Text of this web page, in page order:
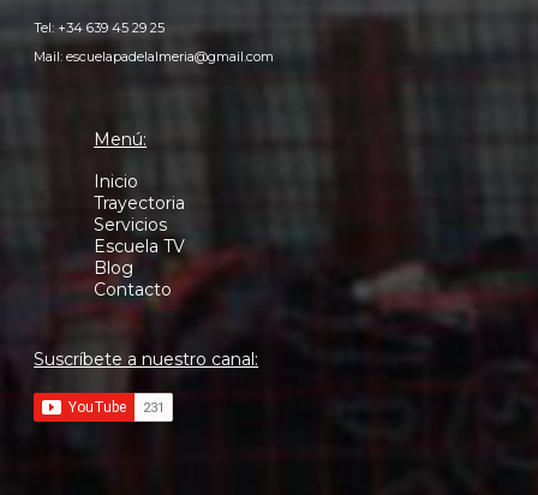
Tel: +34 639 45 29 25
Mail:escuelapadelalmeria@gmail.com
Menú:
Inicio
Trayectoria
Servicios
Escuela TV
Blog
Contacto
Suscríbete a nuestro canal: